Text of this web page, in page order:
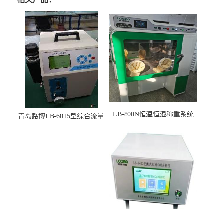
青岛路博LB-6015型综合流量
LB-800N恒温恒湿称重系统